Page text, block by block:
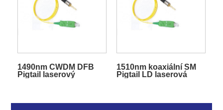
1490nm CWDM DFB
Pigtail laserový
1510nm koaxiální SM
Pigtail LD laserová